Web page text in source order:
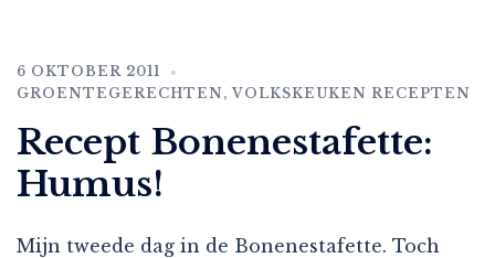
6 OKTOBER 2011
GROENTEGERECHTEN,VOLKSKEUKEN RECEPTEN
Recept Bonenestafette:
Humus!
Mijn tweede dag in de Bonenestafette. Toch